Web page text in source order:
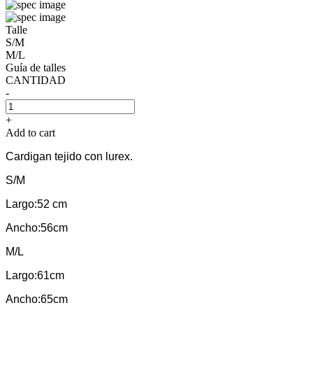
Talle
S/M
M/L
Guía de talles
CANTIDAD
-
+
Add to cart
Cardigan tejido con lurex.
S/M
Largo:52 cm
Ancho:56cm
M/L
Largo:61cm
Ancho:65cm